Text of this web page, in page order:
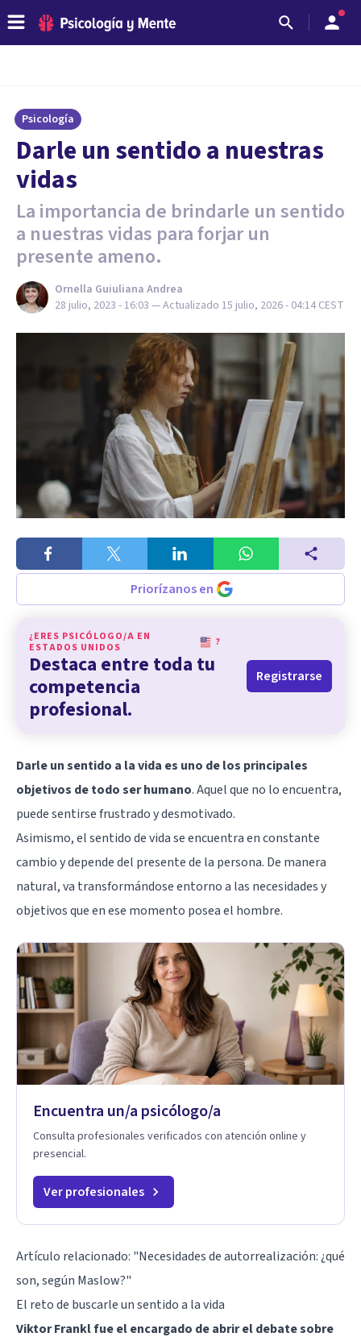
Psicología
Darle un sentido a nuestras
vidas
La importancia de brindarle un sentido
a nuestras vidas para forjar un
presente ameno.
Ornella Guiuliana Andrea
28 julio, 2023 - 16:03 — Actualizado 15 julio, 2026 - 04:14 CEST
Priorízanos en
¿ERES PSICÓLOGO/A EN
ESTADOS UNIDOS
?
Destaca entre toda tu
competencia
profesional.
Registrarse
Darle un sentido a la vida es uno de los principales
objetivos de todo ser humano. Aquel que no lo encuentra,
puede sentirse frustrado y desmotivado.
Asimismo, el sentido de vida se encuentra en constante
cambio y depende del presente de la persona. De manera
natural, va transformándose entorno a las necesidades y
objetivos que en ese momento posea el hombre.
Encuentra un/a psicólogo/a
Consulta profesionales verificados con atención online y
presencial.
Ver profesionales
Artículo relacionado: "Necesidades de autorrealización: ¿qué
son, según Maslow?"
El reto de buscarle un sentido a la vida
Viktor Franklfue el encargado de abrir el debate sobre